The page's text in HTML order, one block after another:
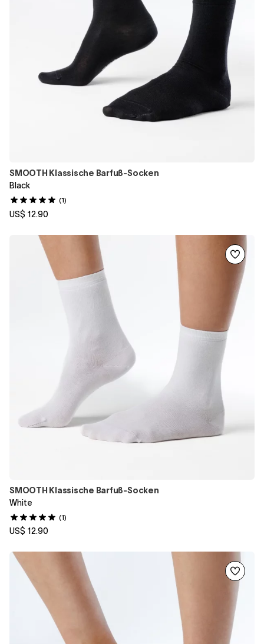
SMOOTH Klassische Barfuß-Socken
Black
(1)
US$ 12.90
SMOOTH Klassische Barfuß-Socken
White
(1)
US$ 12.90